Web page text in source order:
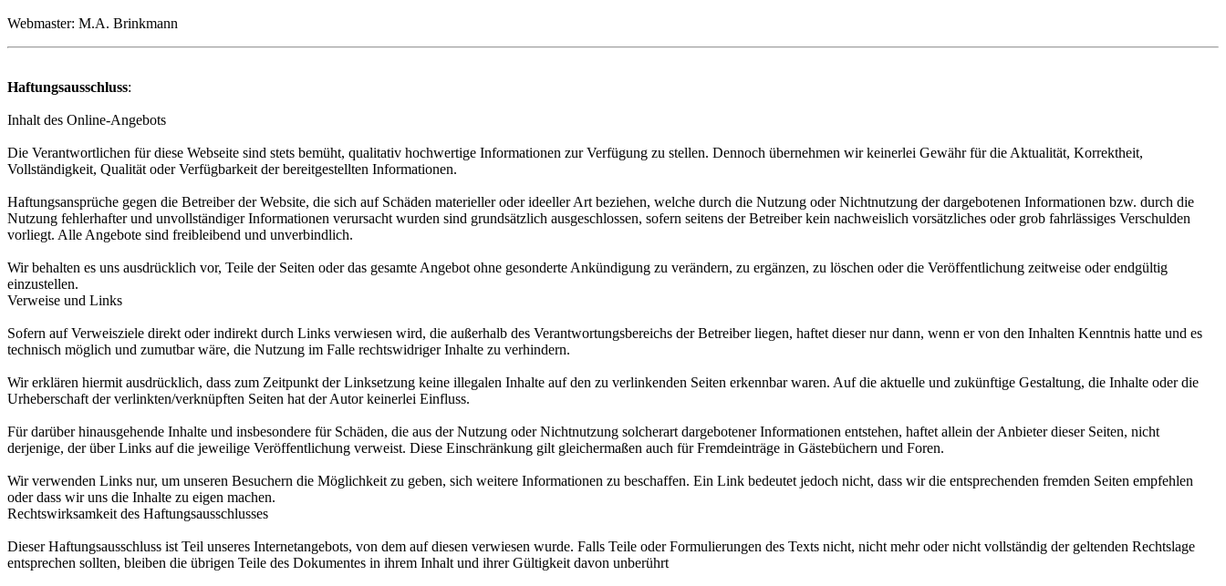
Webmaster: M.A. Brinkmann
Haftungsausschluss:
Inhalt des Online-Angebots
Die Verantwortlichen für diese Webseite sind stets bemüht, qualitativ hochwertige Informationen zur Verfügung zu stellen. Dennoch übernehmen wir keinerlei Gewähr für die Aktualität, Korrektheit,
Vollständigkeit, Qualität oder Verfügbarkeit der bereitgestellten Informationen.
Haftungsansprüche gegen die Betreiber der Website, die sich auf Schäden materieller oder ideeller Art beziehen, welche durch die Nutzung oder Nichtnutzung der dargebotenen Informationen bzw. durch die
Nutzung fehlerhafter und unvollständiger Informationen verursacht wurden sind grundsätzlich ausgeschlossen, sofern seitens der Betreiber kein nachweislich vorsätzliches oder grob fahrlässiges Verschulden
vorliegt. Alle Angebote sind freibleibend und unverbindlich.
Wir behalten es uns ausdrücklich vor, Teile der Seiten oder das gesamte Angebot ohne gesonderte Ankündigung zu verändern, zu ergänzen, zu löschen oder die Veröffentlichung zeitweise oder endgültig
einzustellen.
Verweise und Links
Sofern auf Verweisziele direkt oder indirekt durch Links verwiesen wird, die außerhalb des Verantwortungsbereichs der Betreiber liegen, haftet dieser nur dann, wenn er von den Inhalten Kenntnis hatte und es
technisch möglich und zumutbar wäre, die Nutzung im Falle rechtswidriger Inhalte zu verhindern.
Wir erklären hiermit ausdrücklich, dass zum Zeitpunkt der Linksetzung keine illegalen Inhalte auf den zu verlinkenden Seiten erkennbar waren. Auf die aktuelle und zukünftige Gestaltung, die Inhalte oder die
Urheberschaft der verlinkten/verknüpften Seiten hat der Autor keinerlei Einfluss.
Für darüber hinausgehende Inhalte und insbesondere für Schäden, die aus der Nutzung oder Nichtnutzung solcherart dargebotener Informationen entstehen, haftet allein der Anbieter dieser Seiten, nicht
derjenige, der über Links auf die jeweilige Veröffentlichung verweist. Diese Einschränkung gilt gleichermaßen auch für Fremdeinträge in Gästebüchern und Foren.
Wir verwenden Links nur, um unseren Besuchern die Möglichkeit zu geben, sich weitere Informationen zu beschaffen. Ein Link bedeutet jedoch nicht, dass wir die entsprechenden fremden Seiten empfehlen
oder dass wir uns die Inhalte zu eigen machen.
Rechtswirksamkeit des Haftungsausschlusses
Dieser Haftungsausschluss ist Teil unseres Internetangebots, von dem auf diesen verwiesen wurde. Falls Teile oder Formulierungen des Texts nicht, nicht mehr oder nicht vollständig der geltenden Rechtslage
entsprechen sollten, bleiben die übrigen Teile des Dokumentes in ihrem Inhalt und ihrer Gültigkeit davon unberührt